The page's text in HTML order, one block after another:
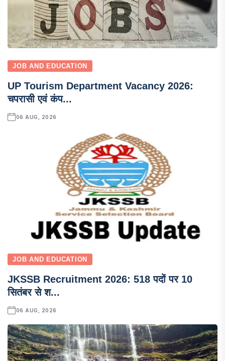
JOB AND EDUCATION
UP Tourism Department Vacancy 2026:
चपरासी एवं कंप...
06 AUG, 2026
JOB AND EDUCATION
JKSSB Recruitment 2026: 518 पदों पर 10
सितंबर से श...
06 AUG, 2026